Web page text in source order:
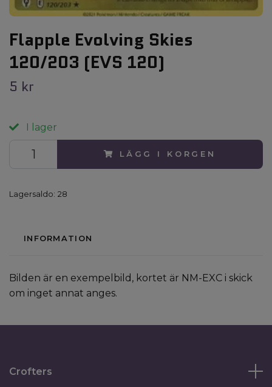
Flapple Evolving Skies
120/203 (EVS 120)
5 kr
I lager
LÄGG I KORGEN
Lagersaldo: 28
INFORMATION
Bilden är en exempelbild, kortet är NM-EXC i skick
om inget annat anges.
Crofters